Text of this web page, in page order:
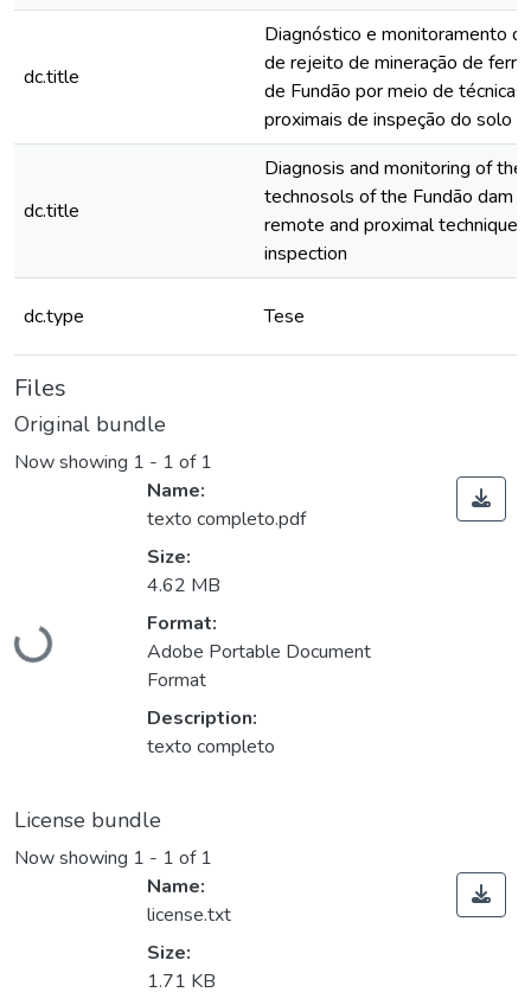
dc.title
Diagnóstico e monitoramento
de rejeito de mineração de
de Fundão por meio de
proximais de inspeção do solo
dc.title
Diagnosis and monitoring of the
technosols of the Fundão dam
remote and proximal
inspection
dc.type Tese
Files
Original bundle
Now showing 1 - 1 of 1
Name:
texto completo.pdf
Size:
4.62 MB
Format:
Adobe Portable Document
Format
Description:
texto completo
License bundle
Now showing 1 - 1 of 1
Name:
license.txt
Size:
1.71 KB